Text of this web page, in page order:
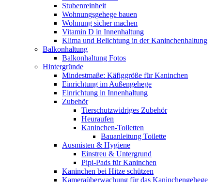
Stubenreinheit
Wohnungsgehege bauen
Wohnung sicher machen
Vitamin D in Innenhaltung
Klima und Belichtung in der Kaninchenhaltung
Balkonhaltung
Balkonhaltung Fotos
Hintergründe
Mindestmaße: Käfiggröße für Kaninchen
Einrichtung im Außengehege
Einrichtung in Innenhaltung
Zubehör
Tierschutzwidriges Zubehör
Heuraufen
Kaninchen-Toiletten
Bauanleitung Toilette
Ausmisten & Hygiene
Einstreu & Untergrund
Pipi-Pads für Kaninchen
Kaninchen bei Hitze schützen
Kameraüberwachung für das Kaninchengehege